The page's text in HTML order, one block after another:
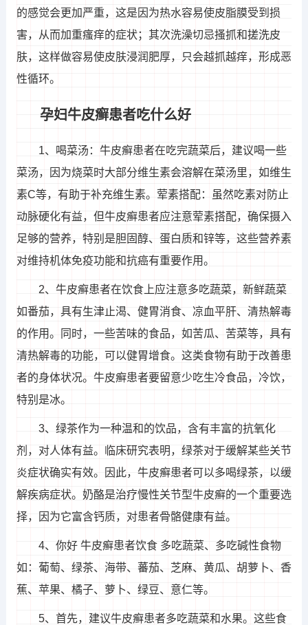
的感觉会更加严重，这是因为热水容易使皮脂膜受到损
害，从而加重瘙痒的症状；其次洗澡切忌搔抓和搓洗皮
肤，这样做容易使皮肤浸润肥厚，只会越抓越痒，形成恶
性循环。
孕妇牛皮癣患者吃什么好
1、喝菜汤：牛皮癣患者在吃完蔬菜后，建议喝一些
菜汤，因为烧菜时大部分维生素会溶解在菜汤里，如维生
素C等，有助于补充维生素。荤素搭配：虽然吃素对防止
动脉硬化有益，但牛皮癣患者应注意荤素搭配，确保摄入
足够的营养，特别是胆固醇、蛋白质和锌等，这些营养素
对维持机体免疫功能和抗癌有重要作用。
2、牛皮癣患者在饮食上应注意多吃蔬菜，新鲜蔬菜
如番茄，具有生津止渴、健胃消食、凉血平肝、清热解毒
的作用。同时，一些苦味的食品，如苦瓜、苦菜等，具有
清热解毒的功能，可以健胃增食。这类食物有助于改善患
者的身体状况。牛皮癣患者要留意少吃生冷食品，冷饮，
特别是冰。
3、绿茶作为一种温和的饮品，含有丰富的抗氧化
剂，对人体有益。临床研究表明，绿茶对于缓解某些关节
炎症状确实有效。因此，牛皮癣患者可以多喝绿茶，以缓
解疾病症状。奶酪是治疗慢性关节型牛皮癣的一个重要选
择，因为它富含钙质，对患者骨骼健康有益。
4、你好 牛皮癣患者饮食 多吃蔬菜、多吃碱性食物
如：葡萄、绿茶、海带、蕃茄、芝麻、黄瓜、胡萝卜、香
蕉、苹果、橘子、萝卜、绿豆、意仁等。
5、首先，建议牛皮癣患者多吃蔬菜和水果。这些食